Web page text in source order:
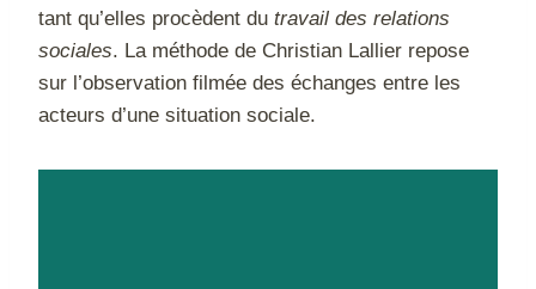
tant qu’elles procèdent du travail des relations
sociales. La méthode de Christian Lallier repose
sur l’observation filmée des échanges entre les
acteurs d’une situation sociale.